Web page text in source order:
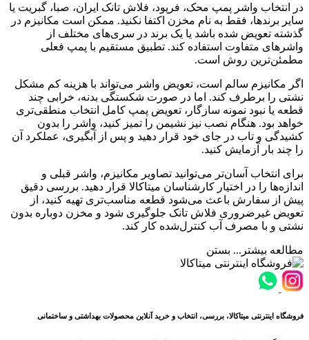
در انتخاب واشر پمپ محک، فرپود، فلاش تانک ایران، صبا، گبریت یا
سایر برندها، فقط به نام مخزن اکتفا نکنید. ممکن است مکانیزم در
گذشته تعویض شده باشد یا یک برند در سری‌های مختلف از
واشرهای متفاوت استفاده کند. تطبیق مستقیم با پمپ فعلی
مطمئن‌ترین روش است.
اگر مکانیزم سالم است، تعویض واشر می‌تواند با هزینه کم مشکل
نشتی را برطرف کند. اما در صورت شکستگی بدنه، خرابی چند
قطعه یا نبود نمونه سازگار، تعویض پمپ کامل انتخاب منطقی‌تری
خواهد بود. هنگام نصب نیز نشیمن را تمیز کنید، واشر را بدون
کشیدگی و تاب در جای خود قرار دهید و پس از آبگیری، عملکرد آن
را چند بار آزمایش کنید.
برای انتخاب آسان‌تر می‌توانید تصاویر مکانیزم، واشر قبلی و
اندازه‌ها را در اختیار کارشناسان میتاکالا قرار دهید. بررسی دقیق
پیش از سفارش باعث می‌شود قطعه مناسب‌تری تهیه کنید، از
تعویض غیرضروری فلاش تانک جلوگیری شود و مخزن دوباره بدون
نشتی و با مصرف آب کنترل‌شده کار کند.
مطالعه بیشتر... بستن
فروشگاه اینترنتی میتاکالا، بررسی، انتخاب و خرید آنلاین محصولات بهداشتی و ساختمانی